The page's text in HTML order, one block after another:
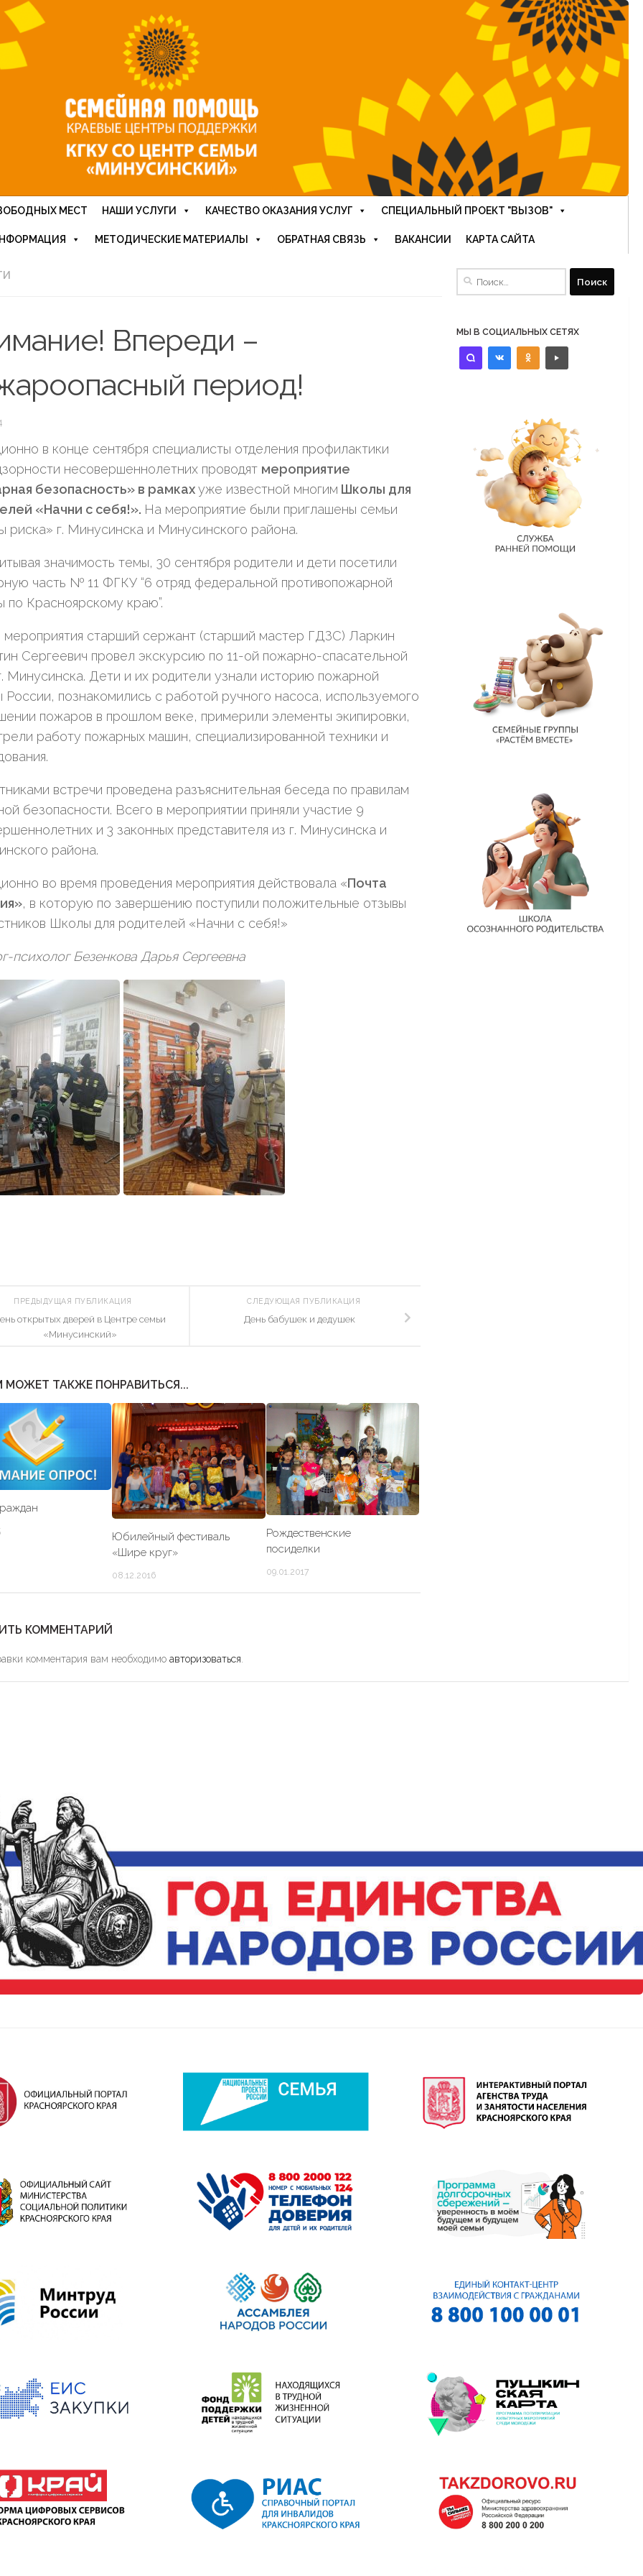
МЕСТ НАШИ УСЛУГИ КАЧЕСТВО ОКАЗАНИЯ УСЛУГ СПЕЦИАЛЬНЫЙ ПРОЕКТ "ВЫЗОВ"
МЕТОДИЧЕСКИЕ МАТЕРИАЛЫ ОБРАТНАЯ СВЯЗЬ ВАКАНСИИ КАРТА САЙТА
Впереди –
период!
в конце сентября специалисты отделения профилактики
несовершеннолетних проводят мероприятие
безопасность» в рамкахуже известной многим Школы для
«Начни с себя!». На мероприятие были приглашены семьи
риска» г. Минусинска и Минусинского района.
значимость темы, 30 сентября родители и дети посетили
часть № 11 ФГКУ “6 отряд федеральной противопожарной
по Красноярскому краю”.
старший сержант (старший мастер ГДЗС) Ларкин
Сергеевич провел экскурсию по 11-ой пожарно-спасательной
Минусинска. Дети и их родители узнали историю пожарной
России, познакомились с работой ручного насоса, используемого
пожаров в прошлом веке, примерили элементы экипировки,
работу пожарных машин, специализированной техники и
встречи проведена разъяснительная беседа по правилам
безопасности. Всего в мероприятии приняли участие 9
и 3 законных представителя из г. Минусинска и
района.
во время проведения мероприятия действовала «Почта
, в которую по завершению поступили положительные отзывы
Школы для родителей «Начни с себя!»
психолог Безенкова Дарья Сергеевна
СЛЕДУЮЩАЯ ПУБЛИКАЦИЯ
День бабушек и дедушек
ПРЕДЫДУЩАЯ ПУБЛИКАЦИЯ
открытых дверей в Центре семьи
«Минусинский»
МОЖЕТ ТАКЖЕ ПОНРАВИТЬСЯ...
Юбилейный фестиваль
«Шире круг»
08.12.2016
Рождественские
посиделки
09.01.2017
КОММЕНТАРИЙ
комментария вам необходимо авторизоваться.
Найти:
МЫ В СОЦИАЛЬНЫХ СЕТЯХ
identica vkontakteodnoklassniki
controls-
play